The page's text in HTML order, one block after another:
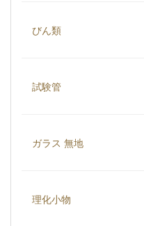
びん類
試験管
ガラス 無地
理化小物